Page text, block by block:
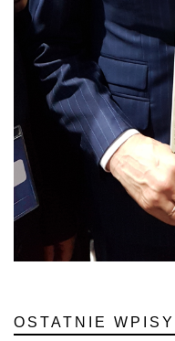
OSTATNIE WPISY